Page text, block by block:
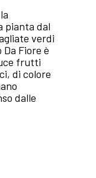
pianta dal
verdi
Fiore è
frutti
di colore
dalle